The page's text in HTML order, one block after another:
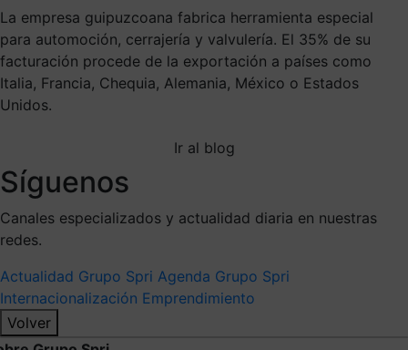
La empresa guipuzcoana fabrica herramienta especial
para automoción, cerrajería y valvulería. El 35% de su
facturación procede de la exportación a países como
Italia, Francia, Chequia, Alemania, México o Estados
Unidos.
Ir al blog
Síguenos
Canales especializados y actualidad diaria en nuestras
redes.
Actualidad Grupo Spri Agenda Grupo Spri
Internacionalización Emprendimiento
Volver